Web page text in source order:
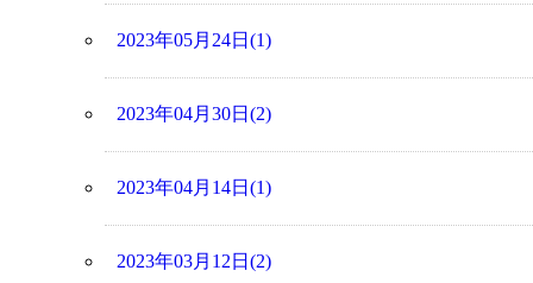
2023年05月24日(1)
2023年04月30日(2)
2023年04月14日(1)
2023年03月12日(2)